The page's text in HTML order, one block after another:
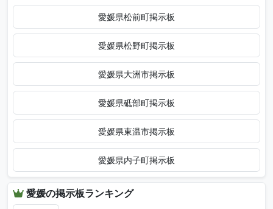
愛媛県松前町掲示板
愛媛県松野町掲示板
愛媛県大洲市掲示板
愛媛県砥部町掲示板
愛媛県東温市掲示板
愛媛県内子町掲示板
愛媛の掲示板ランキング